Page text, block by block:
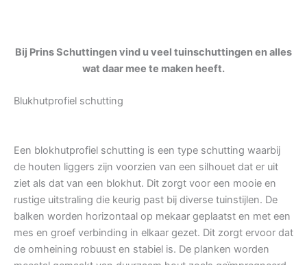
Bij Prins Schuttingen vind u veel tuinschuttingen en alles
wat daar mee te maken heeft.
Blukhutprofiel schutting
Een blokhutprofiel schutting is een type schutting waarbij
de houten liggers zijn voorzien van een silhouet dat er uit
ziet als dat van een blokhut. Dit zorgt voor een mooie en
rustige uitstraling die keurig past bij diverse tuinstijlen. De
balken worden horizontaal op mekaar geplaatst en met een
mes en groef verbinding in elkaar gezet. Dit zorgt ervoor dat
de omheining robuust en stabiel is. De planken worden